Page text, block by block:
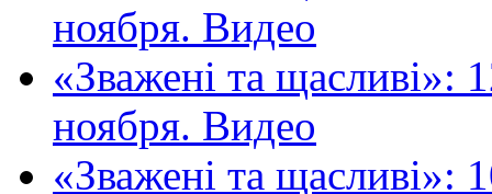
ноября. Видео
«Зважені та
ноября. Видео
«Зважені та